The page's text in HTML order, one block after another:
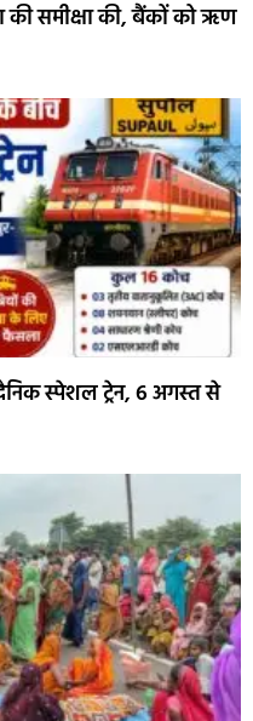
की समीक्षा की, बैंकों को ऋण
स्पेशल ट्रेन, 6 अगस्त से